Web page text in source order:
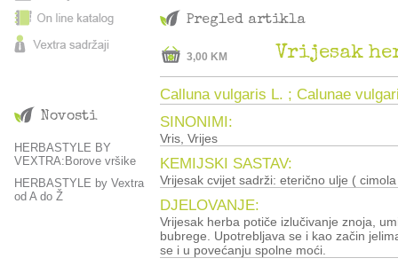
Novosti
HERBASTYLE BY
VEXTRA:Borove vršike
HERBASTYLE by Vextra
od A do Ž
Pregled artikla
3,00 KM Vrijesak
Calluna vulgaris L. ; Calunae
SINONIMI:
Vris, Vrijes
KEMIJSKI SASTAV:
Vrijesak cvijet sadrži: eterično ulje (
DJELOVANJE:
Vrijesak herba potiče izlučivanje znoja,
bubrege. Upotrebljava se i kao začin
se i u povećanju spolne moći.